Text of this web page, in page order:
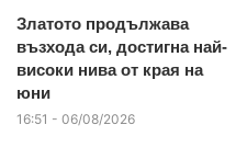
Златото продължава
възхода си, достигна най-
високи нива от края на
юни
16:51 - 06/08/2026